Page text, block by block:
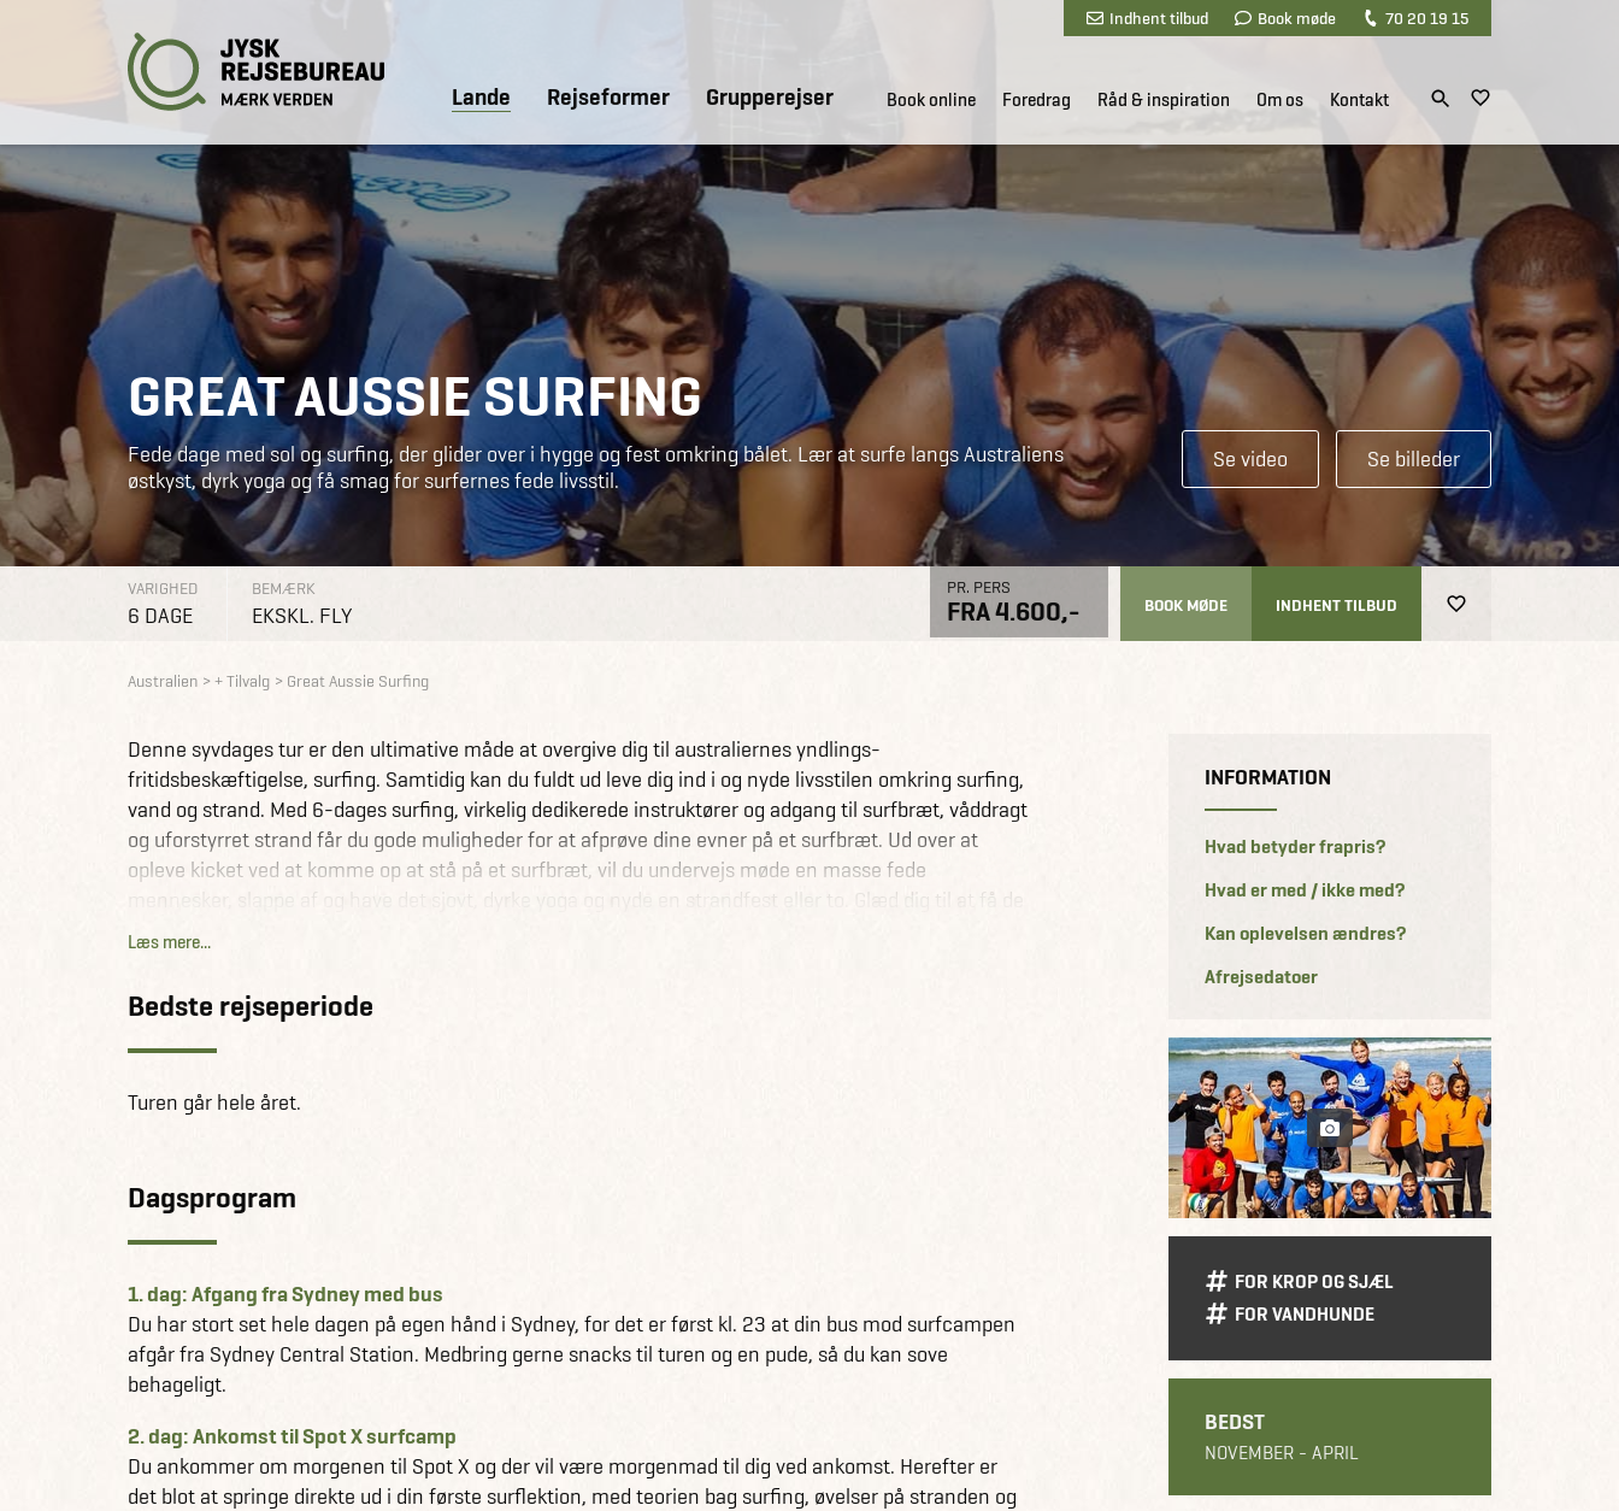
Indhent tilbud Book møde 70 20 19 15
Lande Rejseformer Grupperejser Book online Foredrag Råd & inspiration Om os Kontakt
GREAT AUSSIE SURFING
Fede dage med sol og surfing, der glider over i hygge og fest omkring bålet. Lær at surfe langs Australiens
østkyst, dyrk yoga og få smag for surfernes fede livsstil.
Se video Se billeder
VARIGHED
6 DAGE
BEMÆRK
EKSKL. FLY
PR. PERS
FRA 4.600,- BOOK MØDE INDHENT TILBUD
Australien + Tilvalg Great Aussie Surfing
Denne syvdages tur er den ultimative måde at overgive dig til australiernes yndlings-
fritidsbeskæftigelse, surfing. Samtidig kan du fuldt ud leve dig ind i og nyde livsstilen omkring surfing,
vand og strand. Med 6-dages surfing, virkelig dedikerede instruktører og adgang til surfbræt, våddragt
og uforstyrret strand får du gode muligheder for at afprøve dine evner på et surfbræt. Ud over at
opleve kicket ved at komme op at stå på et surfbræt, vil du undervejs møde en masse fede
mennesker, slappe af og have det sjovt, dyrke yoga og nyde en strandfest eller to. Glæd dig til at få de
helt store smil frem!
Få information og fakta om Australien her
Se alle vores andre fantastiske rejseforslag i Australien her
Læs mere...
Bedste rejseperiode
Turen går hele året.
Dagsprogram
1. dag: Afgang fra Sydney med bus
Du har stort set hele dagen på egen hånd i Sydney, for det er først kl. 23 at din bus mod surfcampen
afgår fra Sydney Central Station. Medbring gerne snacks til turen og en pude, så du kan sove
behageligt.
2. dag: Ankomst til Spot X surfcamp
Du ankommer om morgenen til Spot X og der vil være morgenmad til dig ved ankomst. Herefter er
det blot at springe direkte ud i din første surflektion, med teorien bag surfing, øvelser på stranden og
INFORMATION
Hvad betyder frapris?
Hvad er med / ikke med?
Kan oplevelsen ændres?
Afrejsedatoer
FOR KROP OG SJÆL
FOR VANDHUNDE
BEDST
NOVEMBER - APRIL